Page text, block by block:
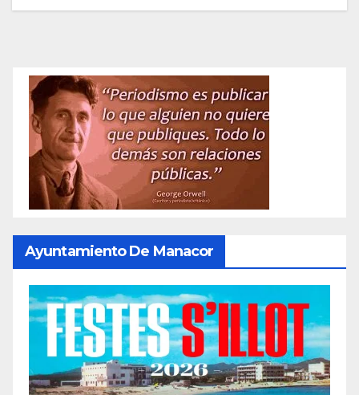
Ayuntamiento De Manacor